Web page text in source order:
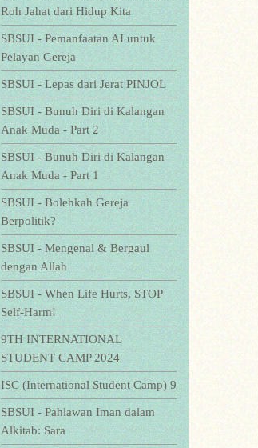
Roh Jahat dari Hidup Kita
SBSUI - Pemanfaatan AI untuk
Pelayan Gereja
SBSUI - Lepas dari Jerat PINJOL
SBSUI - Bunuh Diri di Kalangan
Anak Muda - Part 2
SBSUI - Bunuh Diri di Kalangan
Anak Muda - Part 1
SBSUI - Bolehkah Gereja
Berpolitik?
SBSUI - Mengenal & Bergaul
dengan Allah
SBSUI - When Life Hurts, STOP
Self-Harm!
9TH INTERNATIONAL
STUDENT CAMP 2024
ISC (International Student Camp) 9
SBSUI - Pahlawan Iman dalam
Alkitab: Sara